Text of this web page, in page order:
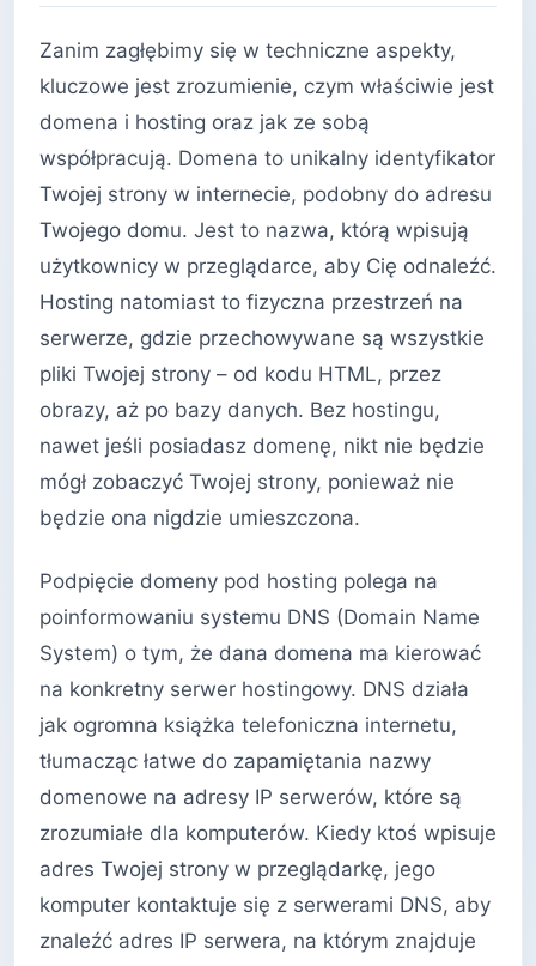
Zanim zagłębimy się w techniczne aspekty,
kluczowe jest zrozumienie, czym właściwie jest
domena i hosting oraz jak ze sobą
współpracują. Domena to unikalny identyfikator
Twojej strony w internecie, podobny do adresu
Twojego domu. Jest to nazwa, którą wpisują
użytkownicy w przeglądarce, aby Cię odnaleźć.
Hosting natomiast to fizyczna przestrzeń na
serwerze, gdzie przechowywane są wszystkie
pliki Twojej strony – od kodu HTML, przez
obrazy, aż po bazy danych. Bez hostingu,
nawet jeśli posiadasz domenę, nikt nie będzie
mógł zobaczyć Twojej strony, ponieważ nie
będzie ona nigdzie umieszczona.
Podpięcie domeny pod hosting polega na
poinformowaniu systemu DNS (Domain Name
System) o tym, że dana domena ma kierować
na konkretny serwer hostingowy. DNS działa
jak ogromna książka telefoniczna internetu,
tłumacząc łatwe do zapamiętania nazwy
domenowe na adresy IP serwerów, które są
zrozumiałe dla komputerów. Kiedy ktoś wpisuje
adres Twojej strony w przeglądarkę, jego
komputer kontaktuje się z serwerami DNS, aby
znaleźć adres IP serwera, na którym znajduje